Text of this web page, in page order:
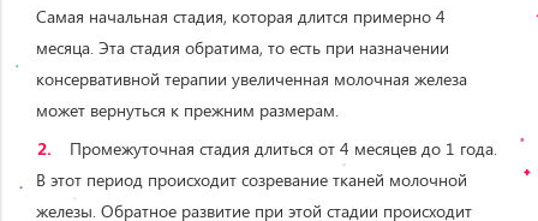
Самая начальная стадия, которая длится примерно 4
месяца. Эта стадия обратима, то есть при назначении
консервативной терапии увеличенная молочная железа
может вернуться к прежним размерам.
Промежуточная стадия длиться от 4 месяцев до 1 года.
В этот период происходит созревание тканей молочной
железы. Обратное развитие при этой стадии происходит